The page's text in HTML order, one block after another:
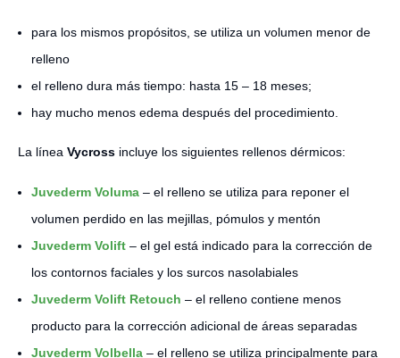
para los mismos propósitos, se utiliza un volumen menor de
relleno
el relleno dura más tiempo: hasta 15 – 18 meses;
hay mucho menos edema después del procedimiento.
La línea Vycross incluye los siguientes rellenos dérmicos:
Juvederm Voluma – el relleno se utiliza para reponer el
volumen perdido en las mejillas, pómulos y mentón
Juvederm Volift – el gel está indicado para la corrección de
los contornos faciales y los surcos nasolabiales
Juvederm Volift Retouch – el relleno contiene menos
producto para la corrección adicional de áreas separadas
Juvederm Volbella – el relleno se utiliza principalmente para